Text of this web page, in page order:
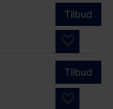
Tilbud
Tilbud